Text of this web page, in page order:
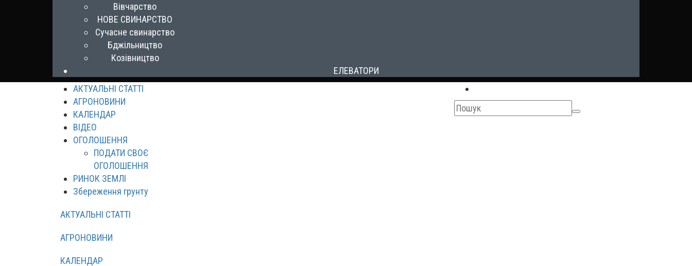
Вівчарство
НОВЕ СВИНАРСТВО
Сучасне свинарство
Бджільництво
Козівництво
ЕЛЕВАТОРИ
АКТУАЛЬНІ СТАТТІ
АГРОНОВИНИ
КАЛЕНДАР
ВІДЕО
ОГОЛОШЕННЯ
ПОДАТИ СВОЄ
ОГОЛОШЕННЯ
РИНОК ЗЕМЛІ
Збереження грунту
АКТУАЛЬНІ СТАТТІ
АГРОНОВИНИ
КАЛЕНДАР